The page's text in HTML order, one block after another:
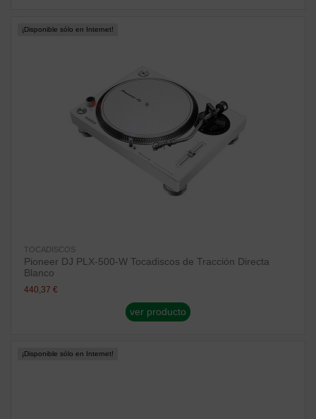
¡Disponible sólo en Internet!
TOCADISCOS
Pioneer DJ PLX-500-W Tocadiscos de Tracción Directa
Blanco
440,37 €
ver producto
¡Disponible sólo en Internet!